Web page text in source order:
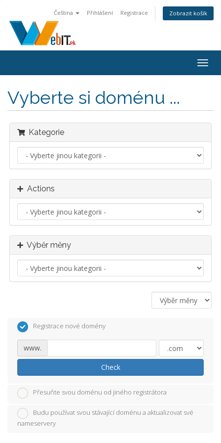
Čeština Přihlášení Registrace Zobrazit košík
Vyberte si doménu ...
Kategorie
Actions
Výběr měny
Registrace nové domény
www.
Check
Přesuňte svou doménu od jiného registrátora
Budu používat svou stávající doménu a aktualizovat své
nameservery